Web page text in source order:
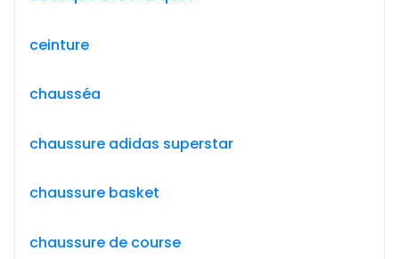
ceinture
chausséa
chaussure adidas superstar
chaussure basket
chaussure de course